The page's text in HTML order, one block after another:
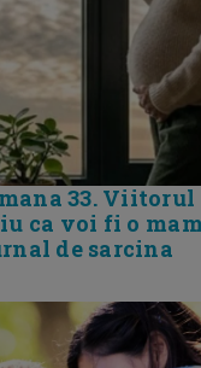
33. Viitorul
ca voi fi o
de sarcina